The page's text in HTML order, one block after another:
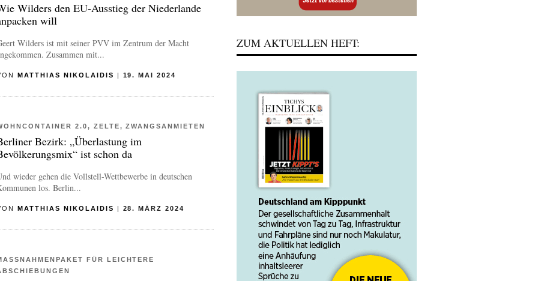
Wilders den EU-Ausstieg der Niederlande
will
Wilders ist mit seiner PVV im Zentrum der Macht
Zusammen mit...
MATTHIAS NIKOLAIDIS | 19. MAI 2024
2.0, ZELTE, ZWANGSANMIETEN
Bezirk: „Überlastung im
ist schon da
wieder gehen die Vollstell-Wettbewerbe in deutschen
los. Berlin...
MATTHIAS NIKOLAIDIS | 28. MÄRZ 2024
FÜR LEICHTERE A
ZUM AKTUELLEN HEFT: